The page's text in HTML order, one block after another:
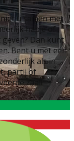
u samen met
hapje of
Dan kunt
Bent u met een
als in
partij of
zaal!